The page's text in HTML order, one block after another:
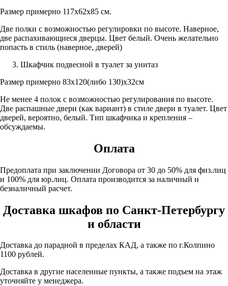
Размер примерно 117х62х85 см.
Две полки с возможностью регулировки по высоте. Наверное,
две распахивающиеся дверцы. Цвет белый. Очень желательно
попасть в стиль (наверное, дверей)
Шкафчик подвесной в туалет за унитаз
Размер примерно 83х120(либо 130)х32см
Не менее 4 полок с возможностью регулирования по высоте.
Две распашные двери (как вариант) в стиле двери в туалет. Цвет
дверей, вероятно, белый. Тип шкафчика и крепления –
обсуждаемы.
Оплата
Предоплата при заключении Договора от 30 до 50% для физ.лиц
и 100% для юр.лиц. Оплата производится за наличный и
безналичный расчет.
Доставка шкафов по Санкт-Петербургу
и области
Доставка до парадной в пределах КАД, а также по г.Колпино
1100 рублей.
Доставка в другие населенные пункты, а также подъем на этаж
уточняйте у менеджера.